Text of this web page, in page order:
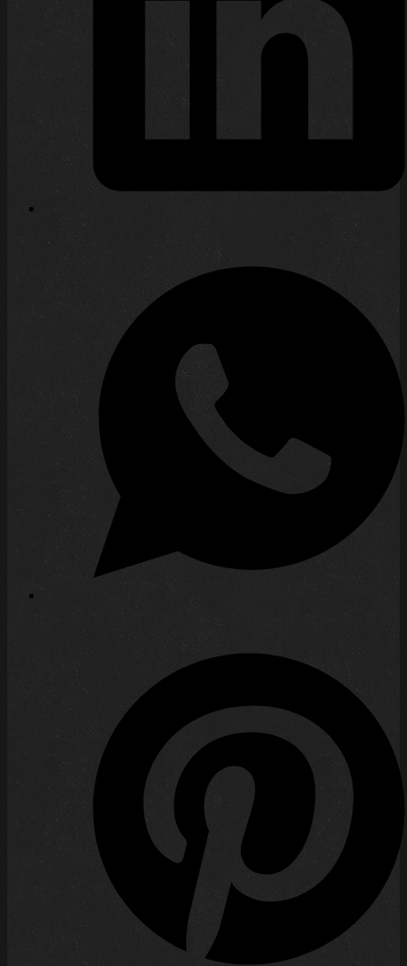
Miniaturen beim Rollenspiel Für mich sind
Figuren (und gerne auch „Gelände“) beim
Pen & Paper-Rollenspiel-Kampf eine
frühere, teilweise verwirrende (oder auch
frustrierende) Erlebnisse erinnern, wenn
letzter könne einem anderen Charakter
nicht mit der Vorstellung anderer,
vornehmlich…
Warmachine MK IV – Das
Fazit zum Fazit
3. Juni 2024 | Tabletop | Der alte Wanderer
Zwar endete mein letzter Beitrag zum
Erfolg MK IVs mit einer gewissen Skepsis,
was die kommerzielle Freude an dem
Vertreiben eines Tabletop-Systems
angeht. Mein Update beschrieb, dass die
Nachfrage das Angebot übersteige, aber
nicht weiter investiert werden solle
„vorgeblich, um keine Überkapazitäten